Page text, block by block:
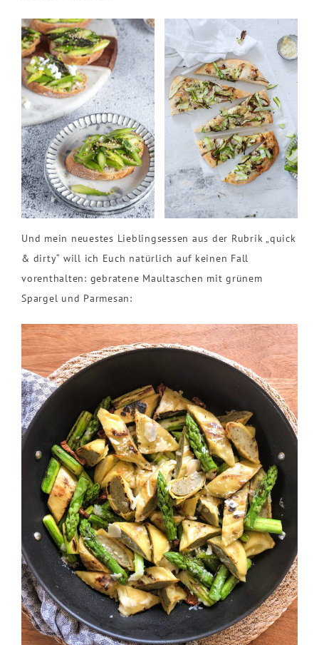
Und mein neuestes Lieblingsessen aus der Rubrik „quick
& dirty“ will ich Euch natürlich auf keinen Fall
vorenthalten: gebratene Maultaschen mit grünem
Spargel und Parmesan: